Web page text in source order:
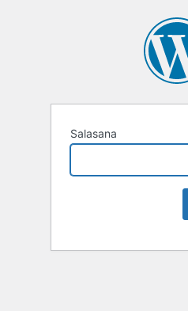
Salasana